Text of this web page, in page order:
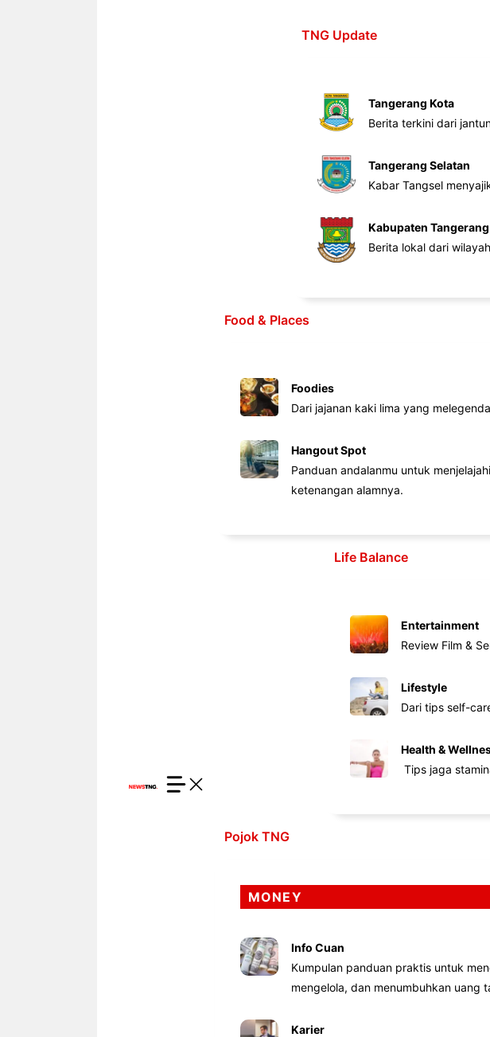
TNG Update
Tangerang Kota
Berita terkini dari
Tangerang Selatan
Kabar Tangsel
Kabupaten Tangerang
Berita lokal dari
Food & Places
Foodies
Dari jajanan kaki lima yang
Hangout Spot
Panduan andalanmu untuk
ketenangan alamnya.
Life Balance
Entertainment
Review Film &
Lifestyle
Dari tips self-
Health &
Tips jaga
Pojok TNG
MONEY
Info Cuan
Kumpulan panduan praktis untuk
mengelola, dan menumbuhkan uang
Karier